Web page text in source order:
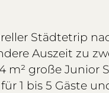
Städtetrip
Auszeit zu
m² große Junior
1 bis 5 Gäste